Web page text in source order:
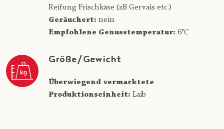
Reifung Frischkäse (zB Gervais etc.)
Geräuchert: nein
Empfohlene Genusstemperatur: 6°C
Größe/Gewicht
Überwiegend vermarktete
Produktionseinheit: Laib